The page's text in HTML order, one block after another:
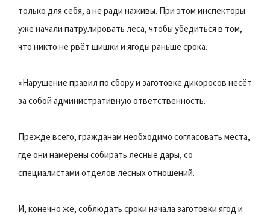
только для себя, а не ради наживы. При этом инспекторы
уже начали патрулировать леса, чтобы убедиться в том,
что никто не рвёт шишки и ягоды раньше срока.
«Нарушение правил по сбору и заготовке дикоросов несёт
за собой административную ответственность.
Прежде всего, гражданам необходимо согласовать места,
где они намерены собирать лесные дары, со
специалистами отделов лесных отношений.
И, конечно же, соблюдать сроки начала заготовки ягод и